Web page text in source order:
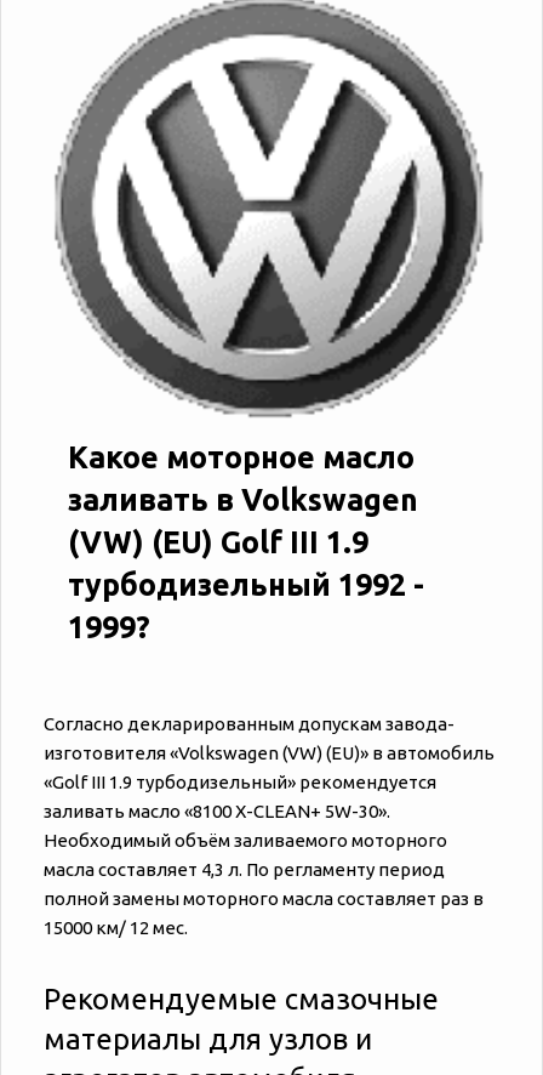
Какое моторное масло
заливать в Volkswagen
(VW) (EU) Golf III 1.9
турбодизельный 1992 -
1999?
Согласно декларированным допускам завода-
изготовителя «‎‎Volkswagen (VW) (EU)» в автомобиль
«‎‎Golf III 1.9 турбодизельный» рекомендуется
заливать масло «8100 X-CLEAN+ 5W-30».
Необходимый объём заливаемого моторного
масла составляет 4,3 л. По регламенту период
полной замены моторного масла составляет раз в
15000 км/ 12 мес.
Рекомендуемые смазочные
материалы для узлов и